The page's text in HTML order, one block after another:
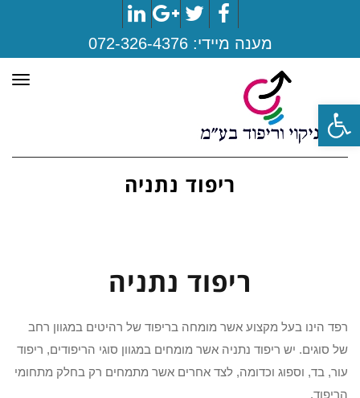
פתח סרגל נגישות
Facebook
Twitter
Google+
LinkedIn
מענה מיידי:072-326-4376
ריפוד נתניה
ריפוד נתניה
רפד הינו בעל מקצוע אשר מומחה בריפוד של רהיטים במגוון רחב
של סוגים. יש ריפוד נתניה אשר מומחים במגוון סוגי הריפודים, ריפוד
עור, בד, וספוג וכדומה, לצד אחרים אשר מתמחים רק בחלק מתחומי
הריפוד.